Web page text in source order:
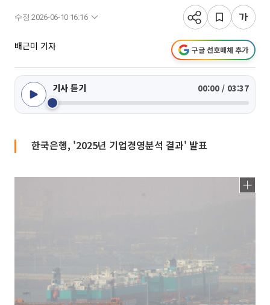
수정 2026-06-10 16:16
배근미 기자 구글 선호매체 추가
기사 듣기 00:00 / 03:37
한국은행, '2025년 기업경영분석 결과' 발표